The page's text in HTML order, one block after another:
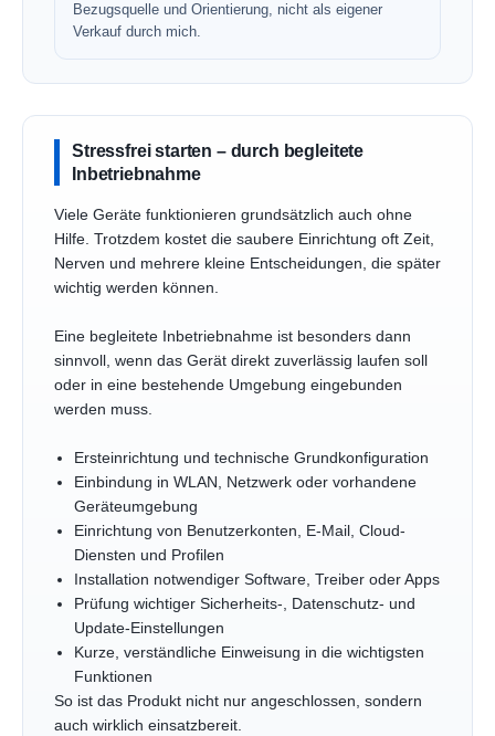
Bezugsquelle und Orientierung, nicht als eigener
Verkauf durch mich.
Stressfrei starten – durch begleitete
Inbetriebnahme
Viele Geräte funktionieren grundsätzlich auch ohne
Hilfe. Trotzdem kostet die saubere Einrichtung oft Zeit,
Nerven und mehrere kleine Entscheidungen, die später
wichtig werden können.
Eine begleitete Inbetriebnahme ist besonders dann
sinnvoll, wenn das Gerät direkt zuverlässig laufen soll
oder in eine bestehende Umgebung eingebunden
werden muss.
Ersteinrichtung und technische Grundkonfiguration
Einbindung in WLAN, Netzwerk oder vorhandene
Geräteumgebung
Einrichtung von Benutzerkonten, E-Mail, Cloud-
Diensten und Profilen
Installation notwendiger Software, Treiber oder Apps
Prüfung wichtiger Sicherheits-, Datenschutz- und
Update-Einstellungen
Kurze, verständliche Einweisung in die wichtigsten
Funktionen
So ist das Produkt nicht nur angeschlossen, sondern
auch wirklich einsatzbereit.